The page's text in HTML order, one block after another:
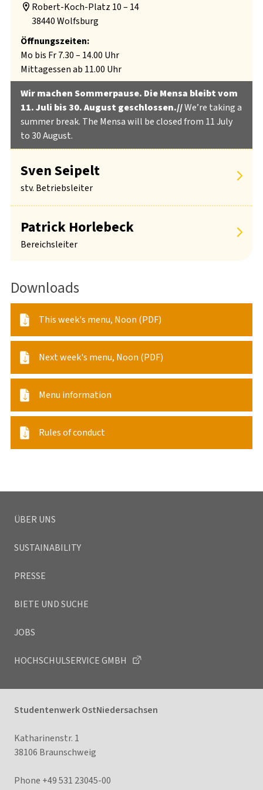
Robert-Koch-Platz 10 – 14
38440 Wolfsburg
Öffnungszeiten:
Mo bis Fr 7.30 – 14.00 Uhr
Mittagessen ab 11.00 Uhr
Wir machen Sommerpause. Die Mensa bleibt vom
11. Juli bis 30. August geschlossen.//We’re taking a
summer break. The Mensa will be closed from 11 July
to 30 August.
Sven Seipelt
stv. Betriebsleiter
Patrick Horlebeck
Bereichsleiter
Downloads
This week's menu, Noon (PDF)
Next week's menu, Noon (PDF)
Menu information
Rules of conduct
ÜBER UNS
SUSTAINABILITY
PRESSE
BIETE UND SUCHE
JOBS
HOCHSCHULSERVICE GMBH
Studentenwerk OstNiedersachsen
Katharinenstr. 1
38106 Braunschweig
Phone +49 531 23045-00